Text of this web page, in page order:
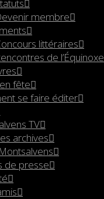
membre
littéraires
de l’Équinoxe
fête
se faire éditer
TV
archives
de presse